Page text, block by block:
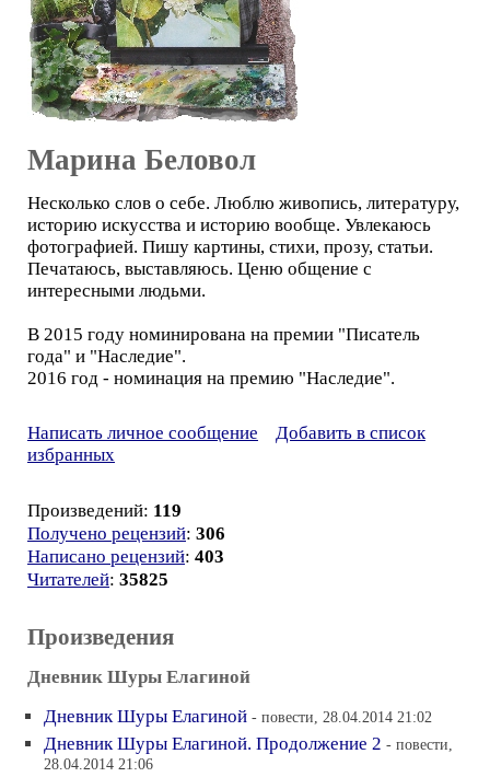
Марина Беловол
Несколько слов о себе. Люблю живопись, литературу,
историю искусства и историю вообще. Увлекаюсь
фотографией. Пишу картины, стихи, прозу, статьи.
Печатаюсь, выставляюсь. Ценю общение с
интересными людьми.
В 2015 году номинирована на премии "Писатель
года" и "Наследие".
2016 год - номинация на премию "Наследие".
Написать личное сообщение
Добавить в список
избранных
Произведений: 119
Получено рецензий: 306
Написано рецензий: 403
Читателей: 35825
Произведения
Дневник Шуры Елагиной
Дневник Шуры Елагиной - повести, 28.04.2014 21:02
Дневник Шуры Елагиной. Продолжение 2 - повести,
28.04.2014 21:06